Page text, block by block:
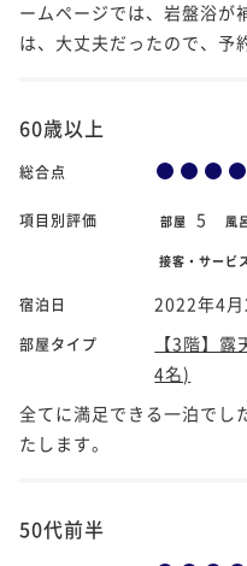
ームページでは、岩盤浴が
は、大丈夫だったので、予
60歳以上
総合点
項目別評価 部屋 5 風
接客・サービ
宿泊日 2022年4月
部屋タイプ
【3階】
4名)
全てに満足できる一泊でし
たします。
50代前半